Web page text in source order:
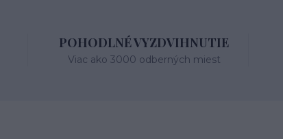
POHODLNÉ VYZDVIHNUTIE
Viac ako 3000 odberných miest